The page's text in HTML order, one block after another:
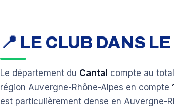
📍 LE CLUB DANS
Le département du Cantal compte au total
région Auvergne-Rhône-Alpes en compte
est particulièrement dense en Auvergne-